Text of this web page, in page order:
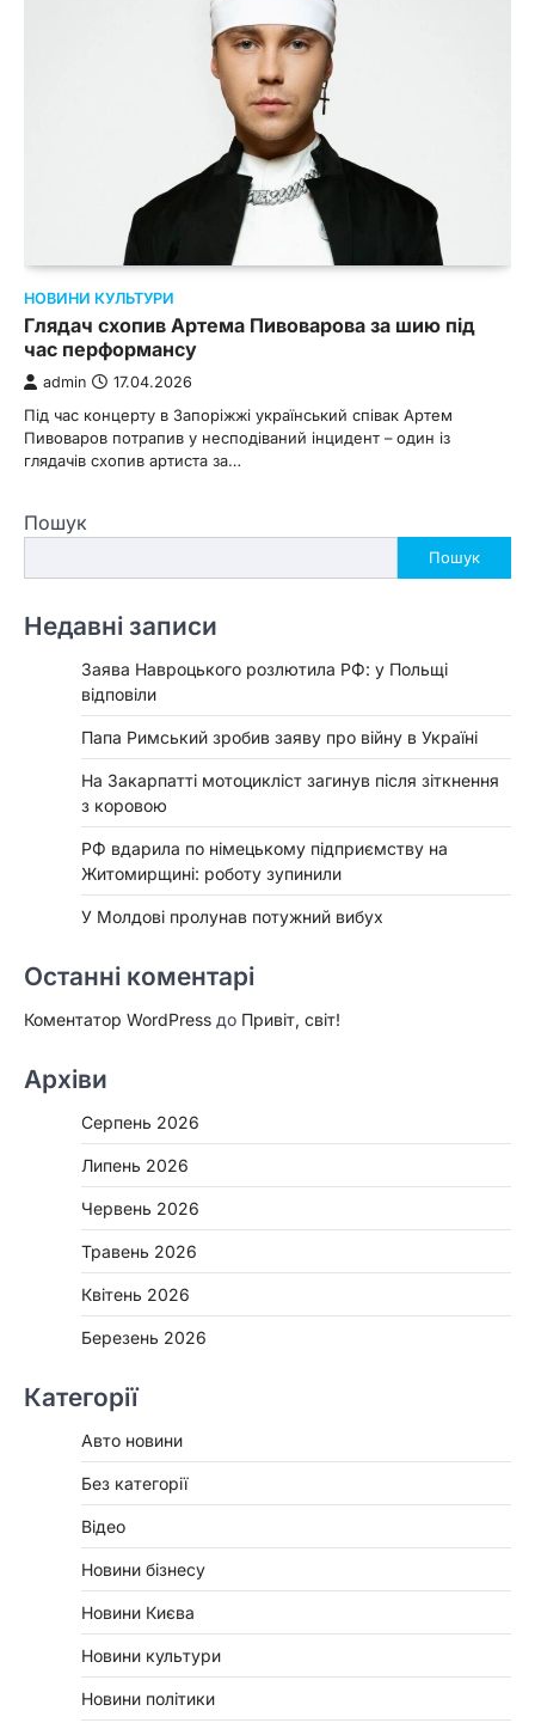
НОВИНИ КУЛЬТУРИ
Глядач схопив Артема Пивоварова за шию під
час перформансу
admin 17.04.2026
Під час концерту в Запоріжжі український співак Артем
Пивоваров потрапив у несподіваний інцидент – один із
глядачів схопив артиста за…
Пошук
Пошук
Недавні записи
Заява Навроцького розлютила РФ: у Польщі
відповіли
Папа Римський зробив заяву про війну в Україні
На Закарпатті мотоцикліст загинув після зіткнення
з коровою
РФ вдарила по німецькому підприємству на
Житомирщині: роботу зупинили
У Молдові пролунав потужний вибух
Останні коментарі
Коментатор WordPress до Привіт, світ!
Архіви
Серпень 2026
Липень 2026
Червень 2026
Травень 2026
Квітень 2026
Березень 2026
Категорії
Авто новини
Без категорії
Відео
Новини бізнесу
Новини Києва
Новини культури
Новини політики